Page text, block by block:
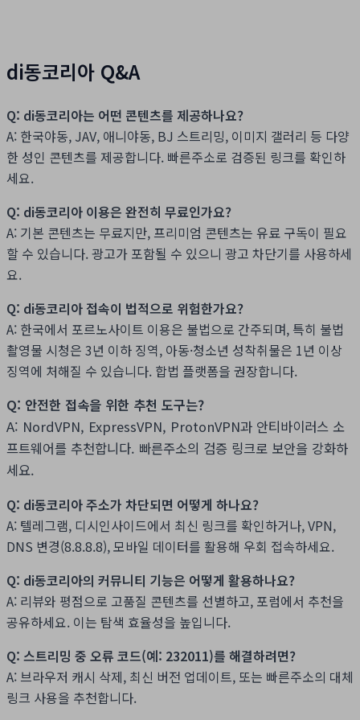
di동코리아 Q&A
Q: di동코리아는 어떤 콘텐츠를 제공하나요?
A: 한국야동, JAV, 애니야동, BJ 스트리밍, 이미지 갤러리 등 다양
한 성인 콘텐츠를 제공합니다. 빠른주소로 검증된 링크를 확인하
세요.
Q: di동코리아 이용은 완전히 무료인가요?
A: 기본 콘텐츠는 무료지만, 프리미엄 콘텐츠는 유료 구독이 필요
할 수 있습니다. 광고가 포함될 수 있으니 광고 차단기를 사용하세
요.
Q: di동코리아 접속이 법적으로 위험한가요?
A: 한국에서 포르노사이트 이용은 불법으로 간주되며, 특히 불법
촬영물 시청은 3년 이하 징역, 아동·청소년 성착취물은 1년 이상
징역에 처해질 수 있습니다. 합법 플랫폼을 권장합니다.
Q: 안전한 접속을 위한 추천 도구는?
A: NordVPN, ExpressVPN, ProtonVPN과 안티바이러스 소
프트웨어를 추천합니다. 빠른주소의 검증 링크로 보안을 강화하
세요.
Q: di동코리아 주소가 차단되면 어떻게 하나요?
A: 텔레그램, 디시인사이드에서 최신 링크를 확인하거나, VPN,
DNS 변경(8.8.8.8), 모바일 데이터를 활용해 우회 접속하세요.
Q: di동코리아의 커뮤니티 기능은 어떻게 활용하나요?
A: 리뷰와 평점으로 고품질 콘텐츠를 선별하고, 포럼에서 추천을
공유하세요. 이는 탐색 효율성을 높입니다.
Q: 스트리밍 중 오류 코드(예: 232011)를 해결하려면?
A: 브라우저 캐시 삭제, 최신 버전 업데이트, 또는 빠른주소의 대체
링크 사용을 추천합니다.